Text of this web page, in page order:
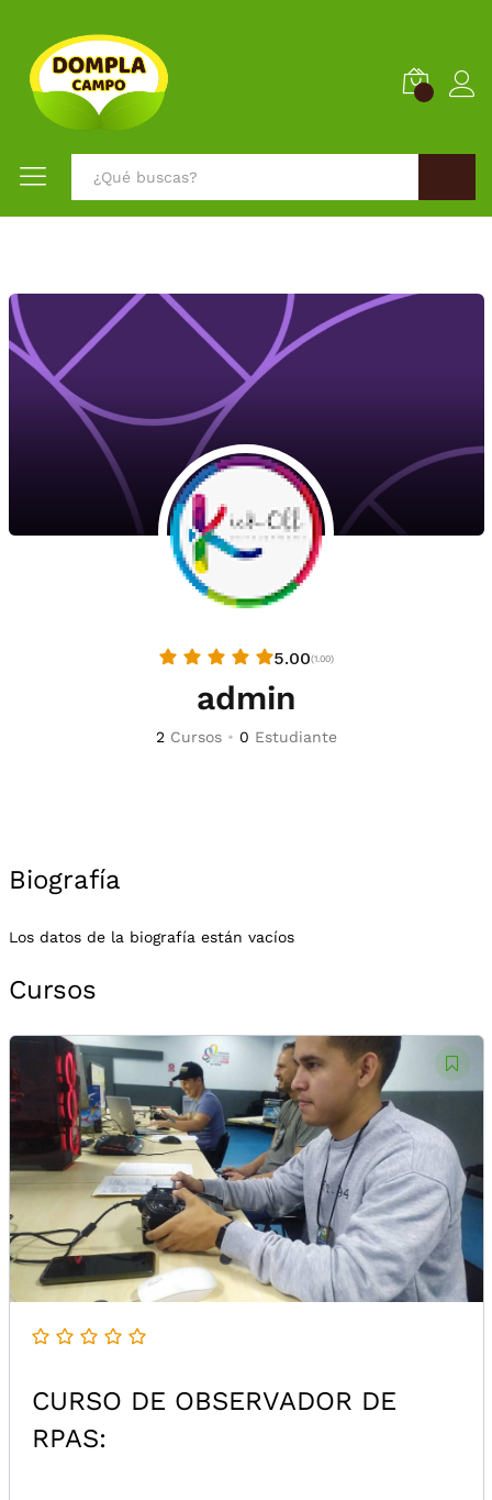
5.00(1.00)
admin
2 Cursos • 0 Estudiante
Biografía
Los datos de la biografía están vacíos
Cursos
CURSO DE OBSERVADOR DE
RPAS: